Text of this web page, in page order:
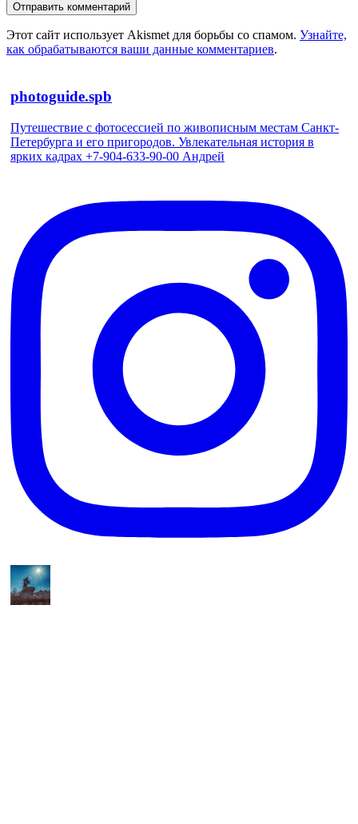
Этот сайт использует Akismet для борьбы со спамом. Узнайте,
как обрабатываются ваши данные комментариев.
photoguide.spb
Путешествие с фотосессией по живописным местам Санкт-
Петербурга и его пригородов. Увлекательная история в
ярких кадрах +7-904-633-90-00 Андрей